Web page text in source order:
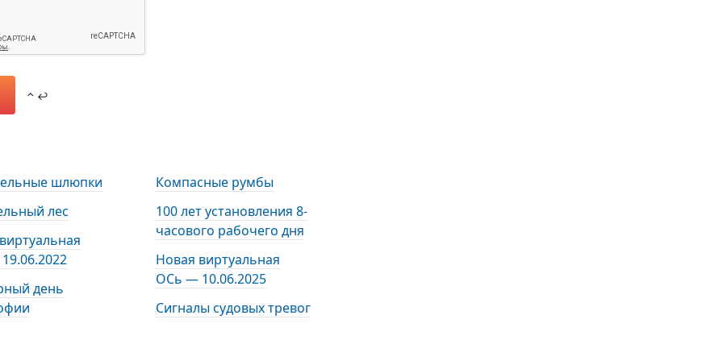
⌃ ↩
шлюпки
лес
день
Компасные румбы
100 лет установления 8-
часового рабочего дня
Новая виртуальная
ОСь — 10.06.2025
Сигналы судовых тревог